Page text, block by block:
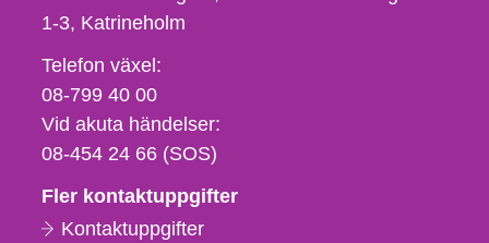
1-3 Katrineholm
Telefon,
fax
och
e-
Telefon växel:
08-799 40 00
Vid akuta händelser:
08-454 24 66 (SOS)
Fler kontaktuppgifter
Kontaktuppgifter